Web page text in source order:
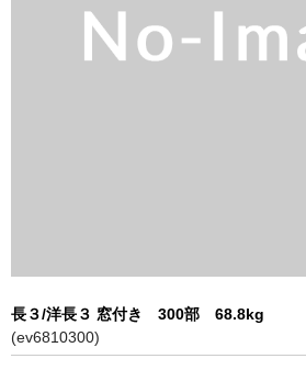
特定商取引に基づく表記
長３/洋長３ 窓付き 300部 68.8kg
(ev6810300)